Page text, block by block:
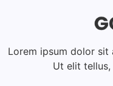
Lorem ipsum dolor
Ut elit